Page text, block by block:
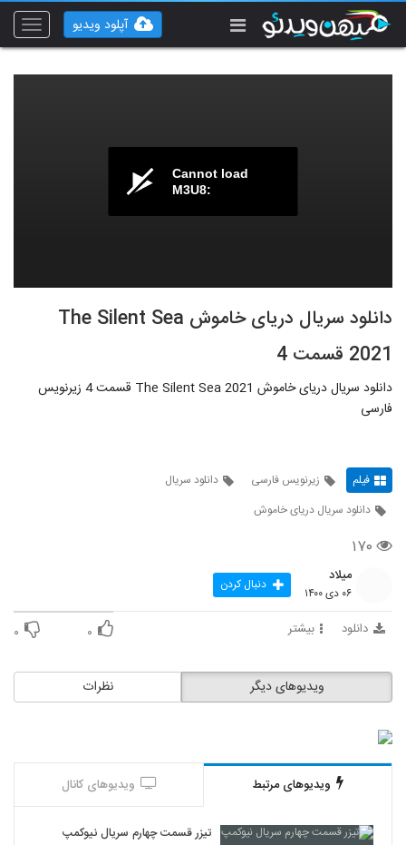
Toggle
آپلود ویدیو
Cannot load
M3U8:
دانلود سریال دریای خاموش The Silent Sea
2021 قسمت 4
دانلود سریال دریای خاموش The Silent Sea 2021 قسمت 4 زیرنویس
فارسی
فیلم زیرنویس فارسی
دانلود سریال
دانلود سریال دریای خاموش
۱۷۰
میلاد
۰۶ دی ۱۴۰۰ دنبال کردن
دانلود بیشتر ۰ ۰
نظرات ویدیوهای دیگر
ویدیوهای مرتبط ویدیوهای کانال
تیزر قسمت چهارم سریال نیوکمپ